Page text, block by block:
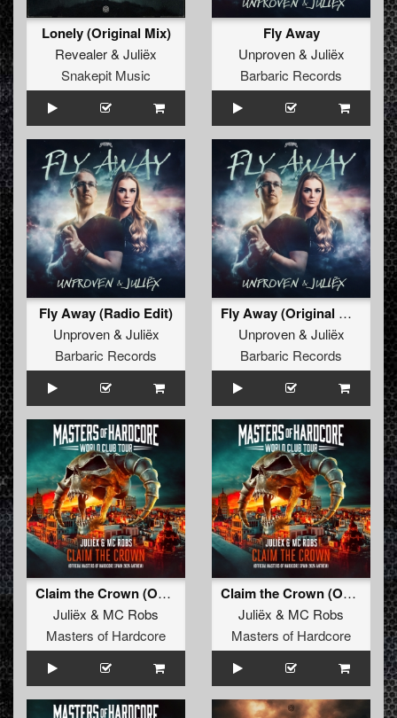
Lonely (Original Mix)
Revealer& Juliëx
Snakepit Music
Fly Away
Unproven& Juliëx
Barbaric Records
Fly Away (Radio Edit)
Unproven& Juliëx
Barbaric Records
Fly Away (Original Mix)
Unproven& Juliëx
Barbaric Records
Claim the Crown (Official Masters of Hardcore Spain 2024 Anthem)
Juliëx & MC Robs
Masters of Hardcore
Claim the Crown (Official Masters of Hardcore Spain 2024 Anthem) (Radio Edit)
Juliëx & MC Robs
Masters of Hardcore